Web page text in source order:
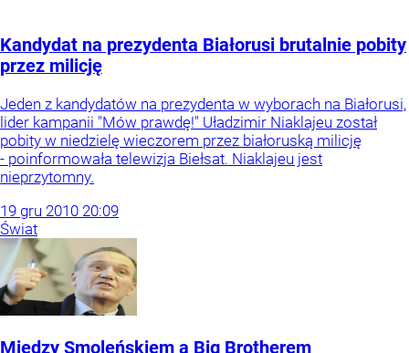
Kandydat na prezydenta Białorusi brutalnie pobity
przez milicję
Jeden z kandydatów na prezydenta w wyborach na Białorusi,
lider kampanii "Mów prawdę!" Uładzimir Niaklajeu został
pobity w niedzielę wieczorem przez białoruską milicję
- poinformowała telewizja Biełsat. Niaklajeu jest
nieprzytomny.
19 gru 2010 20:09
Świat
Między Smoleńskiem a Big Brotherem